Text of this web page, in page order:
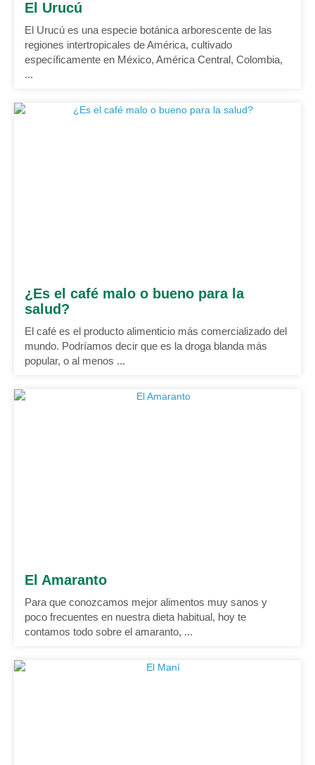
El Urucú
El Urucú es una especie botánica arborescente de las
regiones intertropicales de América, cultivado
específicamente en México, América Central, Colombia,
...
¿Es el café malo o bueno para la
salud?
El café es el producto alimenticio más comercializado del
mundo. Podríamos decir que es la droga blanda más
popular, o al menos ...
El Amaranto
Para que conozcamos mejor alimentos muy sanos y
poco frecuentes en nuestra dieta habitual, hoy te
contamos todo sobre el amaranto, ...